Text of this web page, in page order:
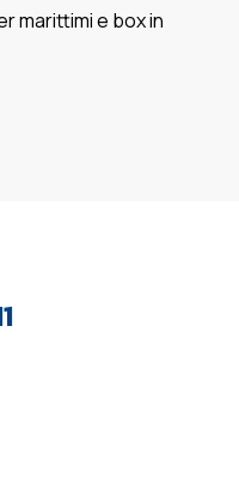
marittimi e box in